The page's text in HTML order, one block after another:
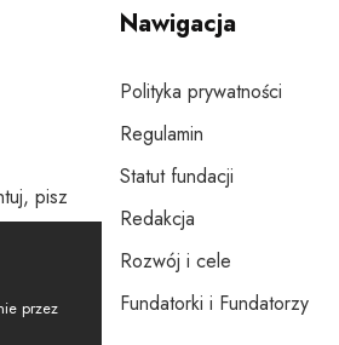
pisz
Nawigacja
Polityka prywatności
Regulamin
Statut fundacji
Redakcja
Rozwój i cele
Fundatorki i Fundatorzy
przez